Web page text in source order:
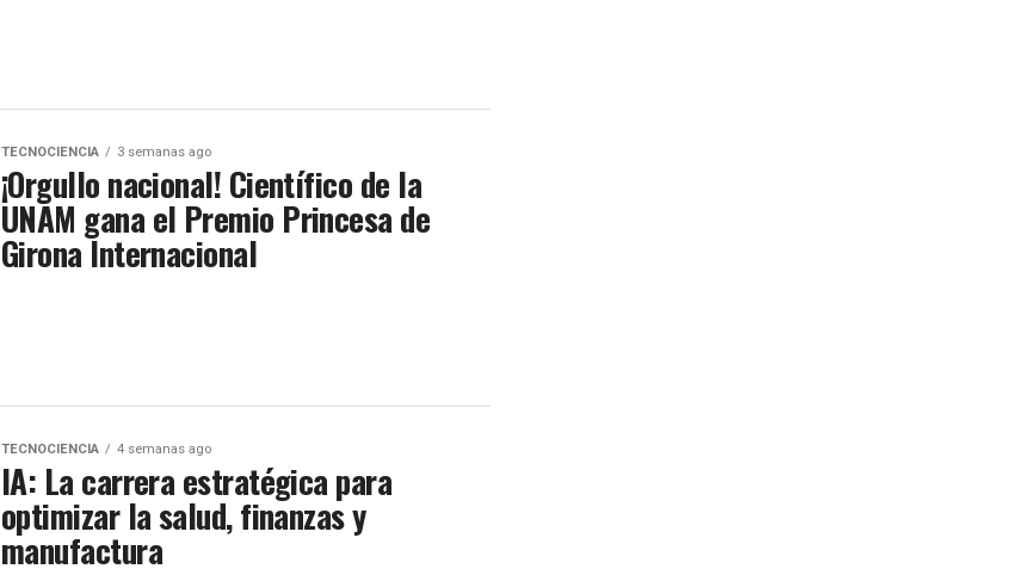
TECNOCIENCIA 3 semanas ago
¡Orgullo nacional! Científico de la
UNAM gana el Premio Princesa de
Girona Internacional
TECNOCIENCIA 4 semanas ago
​IA: La carrera estratégica para
optimizar la salud, finanzas y
manufactura